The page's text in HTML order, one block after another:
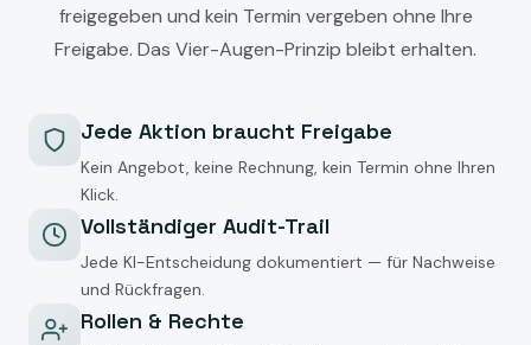
freigegeben und kein Termin vergeben ohne Ihre
Freigabe. Das Vier-Augen-Prinzip bleibt erhalten.
Jede Aktion braucht Freigabe
Kein Angebot, keine Rechnung, kein Termin ohne Ihren
Klick.
Vollständiger Audit-Trail
Jede KI-Entscheidung dokumentiert — für Nachweise
und Rückfragen.
Rollen & Rechte